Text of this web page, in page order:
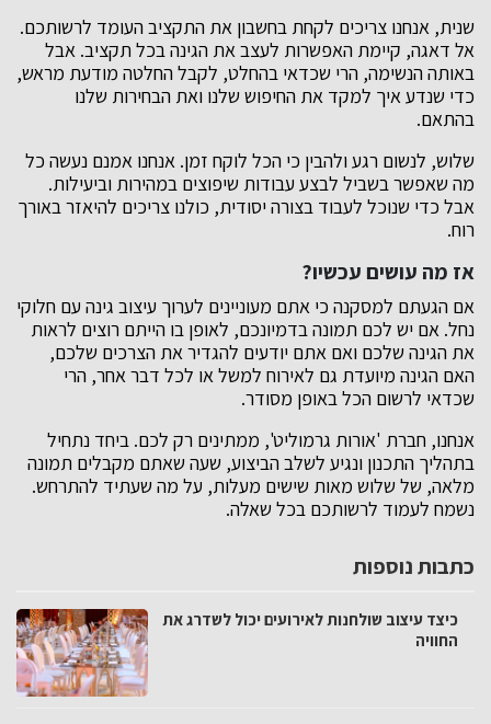
שנית, אנחנו צריכים לקחת בחשבון את התקציב העומד לרשותכם.
אל דאגה, קיימת האפשרות לעצב את הגינה בכל תקציב. אבל
באותה הנשימה, הרי שכדאי בהחלט, לקבל החלטה מודעת מראש,
כדי שנדע איך למקד את החיפוש שלנו ואת הבחירות שלנו
בהתאם.
שלוש, לנשום רגע ולהבין כי הכל לוקח זמן. אנחנו אמנם נעשה כל
מה שאפשר בשביל לבצע עבודות שיפוצים במהירות וביעילות.
אבל כדי שנוכל לעבוד בצורה יסודית, כולנו צריכים להיאזר באורך
רוח.
אז מה עושים עכשיו?
אם הגעתם למסקנה כי אתם מעוניינים לערוך עיצוב גינה עם חלוקי
נחל. אם יש לכם תמונה בדמיונכם, לאופן בו הייתם רוצים לראות
את הגינה שלכם ואם אתם יודעים להגדיר את הצרכים שלכם,
האם הגינה מיועדת גם לאירוח למשל או לכל דבר אחר, הרי
שכדאי לרשום הכל באופן מסודר.
אנחנו, חברת 'אורות גרמוליט', ממתינים רק לכם. ביחד נתחיל
בתהליך התכנון ונגיע לשלב הביצוע, שעה שאתם מקבלים תמונה
מלאה, של שלוש מאות שישים מעלות, על מה שעתיד להתרחש.
נשמח לעמוד לרשותכם בכל שאלה.
כתבות נוספות
כיצד עיצוב שולחנות לאירועים יכול לשדרג את
החוויה